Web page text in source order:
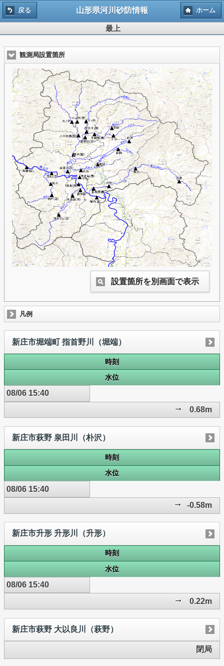
戻る 山形県河川砂防情報 ホーム
最上
観測局設置箇所
設置箇所を別画面で表示
凡例
新庄市堀端町 指首野川（堀端）
時刻
水位
08/06 15:40
0.68m
新庄市萩野 泉田川（朴沢）
時刻
水位
08/06 15:40
-0.58m
新庄市升形 升形川（升形）
時刻
水位
08/06 15:40
0.22m
新庄市萩野 大以良川（萩野）
閉局